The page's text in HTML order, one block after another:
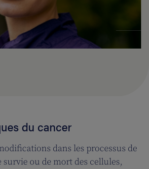
du cancer
dans les processus de
survie ou de mort des cellules,